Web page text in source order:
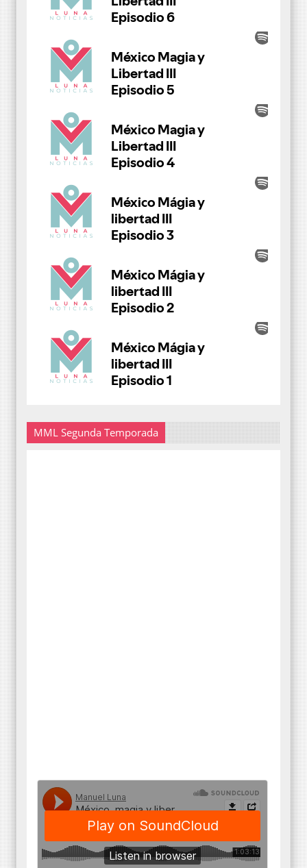
MML Segunda Temporada